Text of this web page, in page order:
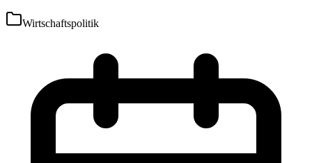
Wirtschaftspolitik